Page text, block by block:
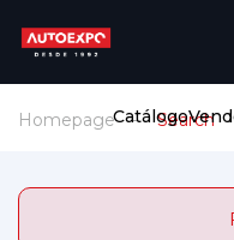
Catálogo
Homepage Search